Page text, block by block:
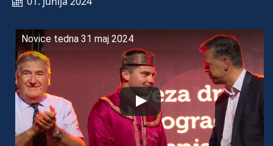
Novice tedna 31 maj 2024